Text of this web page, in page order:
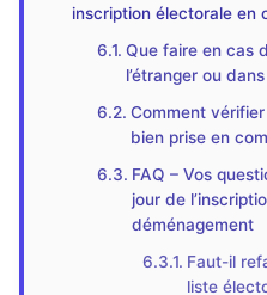
inscription électorale en
Que faire en cas
l’étranger ou
Comment
bien prise en
FAQ – Vos
jour de
déménagement
Faut-il
liste